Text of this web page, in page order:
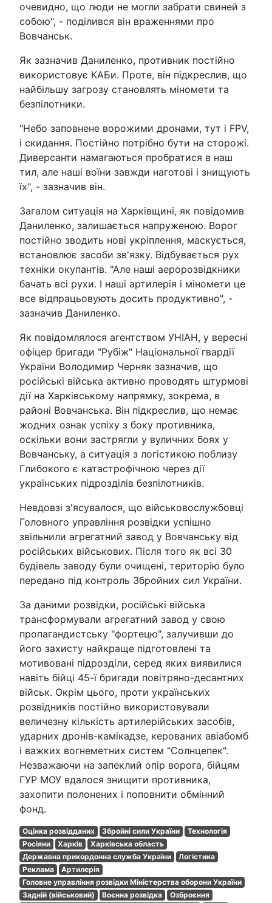
очевидно, що люди не могли забрати свиней з
собою", - поділився він враженнями про
Вовчанськ.
Як зазначив Даниленко, противник постійно
використовує КАБи. Проте, він підкреслив, що
найбільшу загрозу становлять міномети та
безпілотники.
"Небо заповнене ворожими дронами, тут і FPV,
і скидання. Постійно потрібно бути на сторожі.
Диверсанти намагаються пробратися в наш
тил, але наші воїни завжди наготові і знищують
їх", - зазначив він.
Загалом ситуація на Харківщині, як повідомив
Даниленко, залишається напруженою. Ворог
постійно зводить нові укріплення, маскується,
встановлює засоби зв'язку. Відбувається рух
техніки окупантів. "Але наші аеророзвідкники
бачать всі рухи. І наші артилерія і міномети це
все відпрацьовують досить продуктивно", -
зазначив Даниленко.
Як повідомлялося агентством УНІАН, у вересні
офіцер бригади "Рубіж" Національної гвардії
України Володимир Черняк зазначив, що
російські війська активно проводять штурмові
дії на Харківському напрямку, зокрема, в
районі Вовчанська. Він підкреслив, що немає
жодних ознак успіху з боку противника,
оскільки вони застрягли у вуличних боях у
Вовчанську, а ситуація з логістикою поблизу
Глибокого є катастрофічною через дії
українських підрозділів безпілотників.
Невдовзі з'ясувалося, що військовослужбовці
Головного управління розвідки успішно
звільнили агрегатний завод у Вовчанську від
російських військових. Після того як всі 30
будівель заводу були очищені, територію було
передано під контроль Збройних сил України.
За даними розвідки, російські війська
трансформували агрегатний завод у свою
пропагандистську "фортецю", залучивши до
його захисту найкраще підготовлені та
мотивовані підрозділи, серед яких виявилися
навіть бійці 45-ї бригади повітряно-десантних
військ. Окрім цього, проти українських
розвідників постійно використовували
величезну кількість артилерійських засобів,
ударних дронів-камікадзе, керованих авіабомб
і важких вогнеметних систем "Солнцепек".
Незважаючи на запеклий опір ворога, бійцям
ГУР МОУ вдалося знищити противника,
захопити полонених і поповнити обмінний
фонд.
Оцінка розвідданих Збройні сили України
Технологія
Росіяни
Харків
Харківська область
Державна прикордонна служба України
Логістика
Реклама
Артилерія
Головне управління розвідки Міністерства оборони України
Задній (військовий)
Воєнна розвідка Озброєння